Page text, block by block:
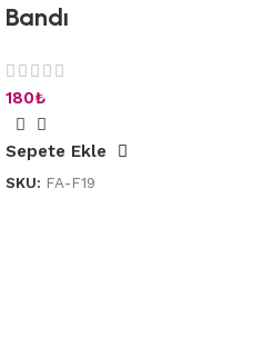
Bandı
180₺
Sepete Ekle
SKU: FA-F19